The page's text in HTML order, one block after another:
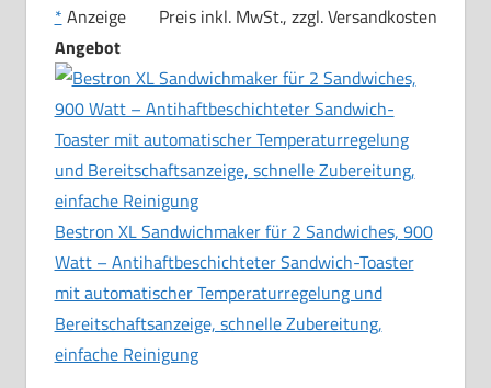
* Anzeige
Preis inkl. MwSt., zzgl. Versandkosten
Angebot
Bestron XL Sandwichmaker für 2 Sandwiches, 900
Watt – Antihaftbeschichteter Sandwich-Toaster
mit automatischer Temperaturregelung und
Bereitschaftsanzeige, schnelle Zubereitung,
einfache Reinigung